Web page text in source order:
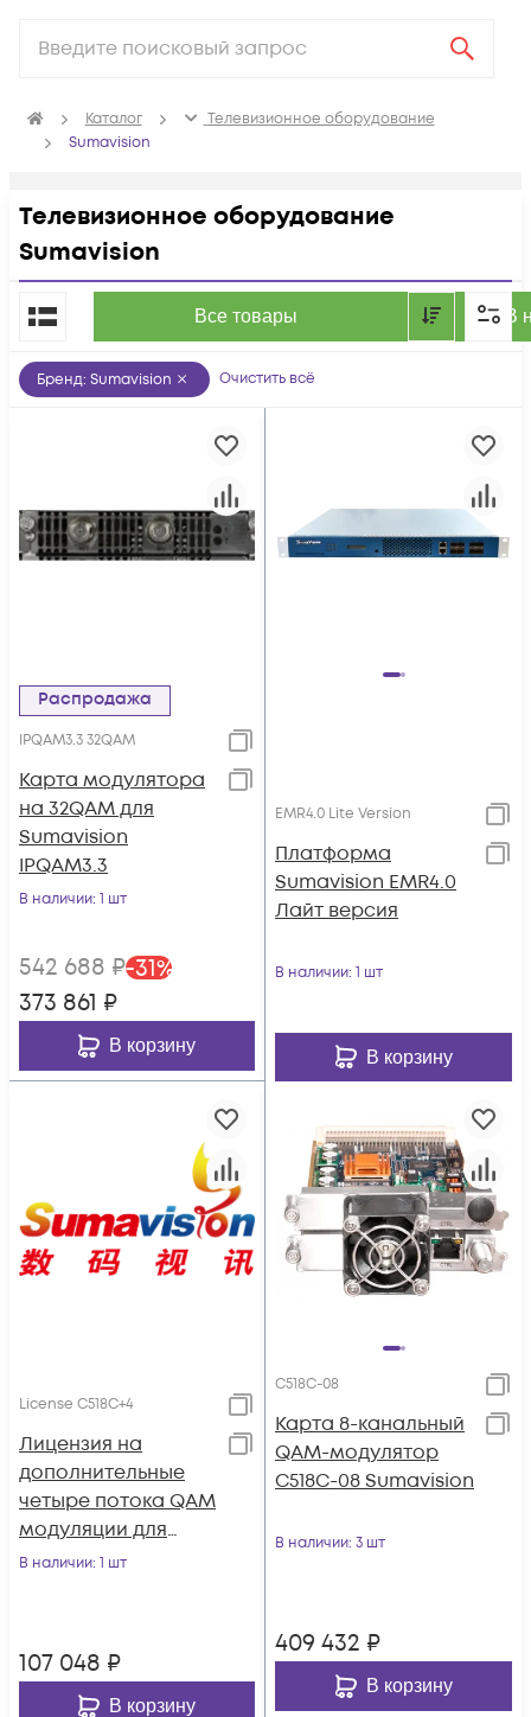
Каталог
Телевизионное оборудование
Sumavision
Телевизионное оборудование
Sumavision
Все товары В
По популярности
Бренд: Sumavision Очистить всё
Распродажа
IPQAM3.3 32QAM
Карта модулятора
на 32QAM для
Sumavision
IPQAM3.3
В наличии: 1 шт
542 688 ₽-31%
373 861 ₽
В корзину
EMR4.0 Lite Version
Платформа
Sumavision EMR4.0
Лайт версия
В наличии: 1 шт
В корзину
License C518С+4
Лицензия на
дополнительные
четыре потока QAM
модуляции для
карты C518C
В наличии: 1 шт
107 048 ₽
В корзину
C518C-08
Карта 8-канальный
QAM-модулятор
C518C-08 Sumavision
В наличии: 3 шт
409 432 ₽
В корзину